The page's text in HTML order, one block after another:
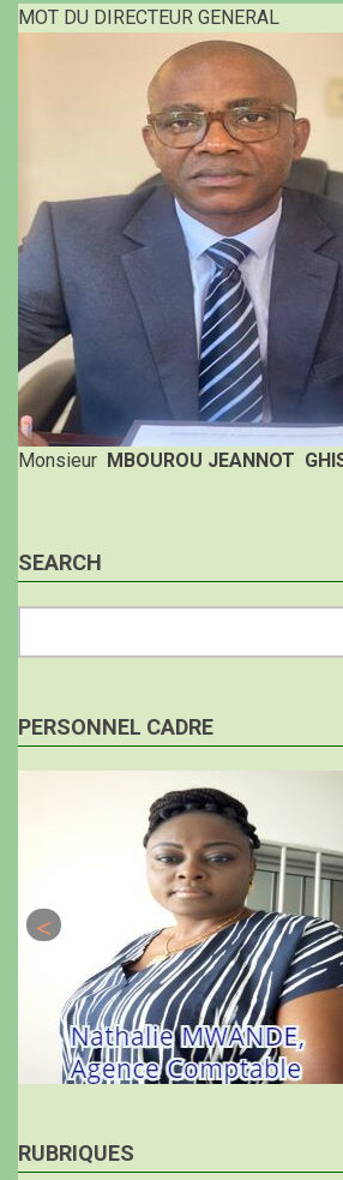
MOT DU DIRECTEUR GENERAL
Monsieur MBOUROU JEANNOT
SEARCH
PERSONNEL CADRE
RUBRIQUES